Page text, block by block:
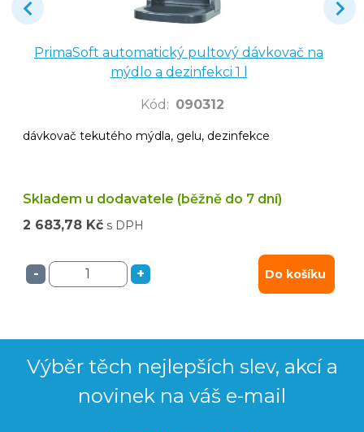
PrimaSoft automatický pultový dávkovač na
mýdlo a dezinfekci 1 l
Kód : 090312
dávkovač tekutého mýdla, gelu, dezinfekce
Skladem u dodavatele (běžně do 7 dní)
2 683,78 Kč s DPH
- + Do košíku
Výběr těch nejlepších slev, akcí a
novinek na váš e-mail